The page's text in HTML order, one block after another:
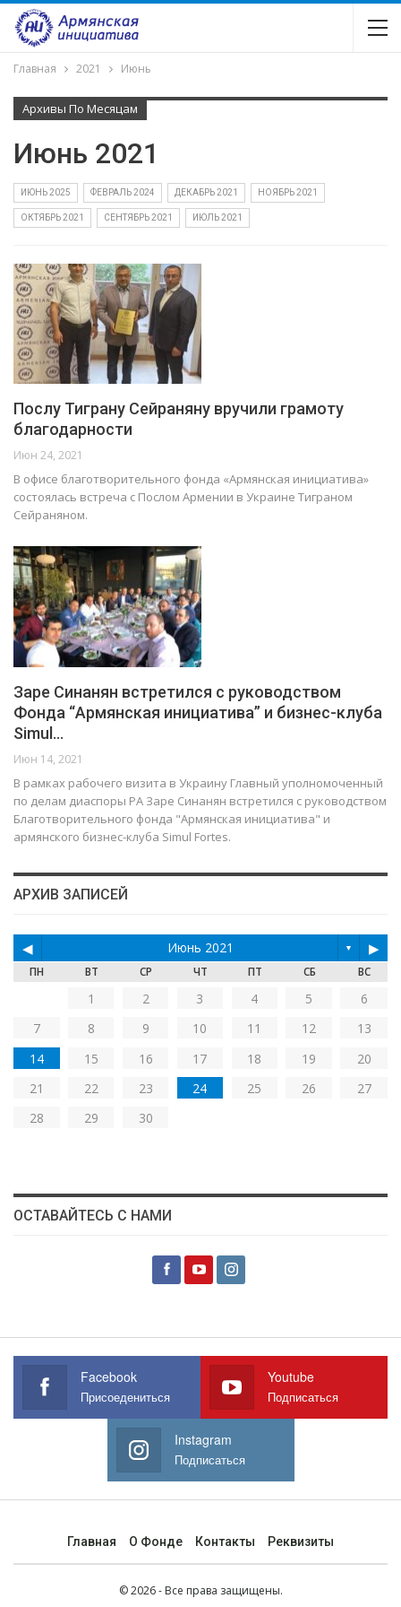
Главная 2021 Июнь
Архивы По Месяцам
Июнь 2021
ИЮНЬ 2025 ФЕВРАЛЬ 2024 ДЕКАБРЬ 2021 НОЯБРЬ 2021
ОКТЯБРЬ 2021 СЕНТЯБРЬ 2021 ИЮЛЬ 2021
Послу Тиграну Сейраняну вручили грамоту
благодарности
Июн 24, 2021
В офисе благотворительного фонда «Армянская инициатива»
состоялась встреча с Послом Армении в Украине Тиграном
Сейраняном.
Заре Синанян встретился с руководством
Фонда “Армянская инициатива” и бизнес-клуба
Simul…
Июн 14, 2021
В рамках рабочего визита в Украину Главный уполномоченный
по делам диаспоры РА Заре Синанян встретился с руководством
Благотворительного фонда "Армянская инициатива" и
армянского бизнес-клуба Simul Fortes.
АРХИВ ЗАПИСЕЙ
◀ Июнь 2021 ▼ ▶
ПН ВТ СР ЧТ ПТ СБ ВС
1 2 3 4 5
6
7
8 9 10 11 12
13
14
15 16 17 18 19
20
21
22 23 24 25 26
27
28
29 30
ОСТАВАЙТЕСЬ С НАМИ
Facebook
Присоедениться
Youtube
Подписаться
Instagram
Подписаться
Главная О Фонде Контакты Реквизиты
© 2026 - Все права защищены.